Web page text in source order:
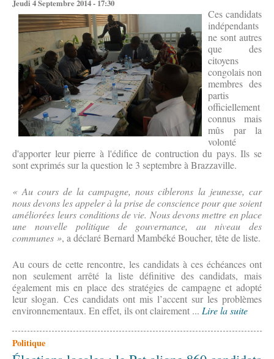
Jeudi 4 Septembre 2014 - 17:30
Ces candidats
indépendants
ne sont autres
que des
citoyens
congolais non
membres des
partis
officiellement
connus mais
mûs par la
volonté
d'apporter leur pierre à l'édifice de contruction du pays. Ils se
sont exprimés sur la question le 3 septembre à Brazzaville.
« Au cours de la campagne, nous ciblerons la jeunesse, car
nous devons les appeler à la prise de conscience pour que soient
améliorées leurs conditions de vie. Nous devons mettre en place
une nouvelle politique de gouvernance, au niveau des
communes », a déclaré Bernard Mambéké Boucher, tête de liste.
Au cours de cette rencontre, les candidats à ces échéances ont
non seulement arrêté la liste définitive des candidats, mais
également mis en place des stratégies de campagne et adopté
leur slogan. Ces candidats ont mis l’accent sur les problèmes
environnementaux. En effet, ils ont clairement ... Lire la suite
Politique